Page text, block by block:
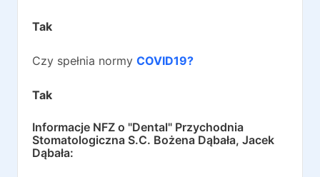
Tak
Czy spełnia normy COVID19?
Tak
Informacje NFZ o "Dental" Przychodnia
Stomatologiczna S.C. Bożena Dąbała, Jacek
Dąbała: